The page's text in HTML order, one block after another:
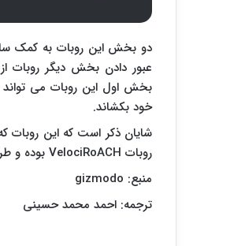
دو بخش این روبات به کمک
عبور دادن بخش دیگر روبات
بخش اول این روبات می تواند
خود بکشاند.
روبات VelociRoACH بوده و
منبع: gizmodo
ترجمه: احمد محمد حسینی